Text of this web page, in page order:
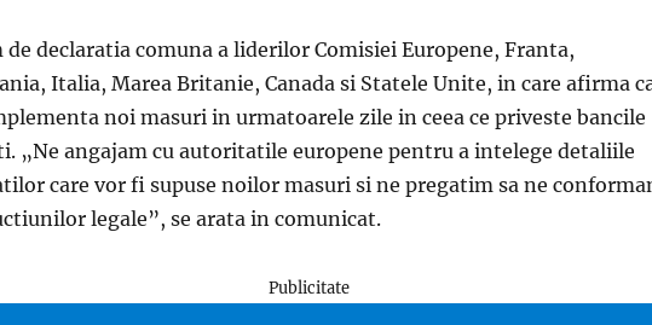
de declaratia comuna a liderilor Comisiei Europene, Franta,
Italia, Marea Britanie, Canada si Statele Unite, in care afirma
noi masuri in urmatoarele zile in ceea ce priveste bancile
„Ne angajam cu autoritatile europene pentru a intelege detaliile
care vor fi supuse noilor masuri si ne pregatim sa ne
legale”, se arata in comunicat.
Publicitate